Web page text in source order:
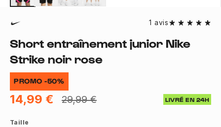
1 avis
Short entraînement junior Nike
Strike noir rose
PROMO -50%
14,99 € 29,99 € LIVRÉ EN 24H
Taille